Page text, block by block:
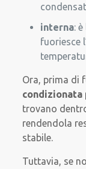
interna:
fuoriesce
Ora, prima di
trovano
rendendola
stabile.
Tuttavia, se